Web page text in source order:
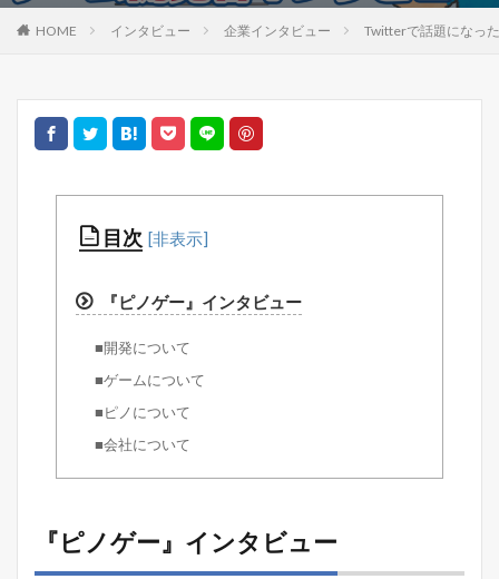
HOME インタビュー 企業インタビュー Twitterで話題になっ
目次
『ピノゲー』インタビュー
■開発について
■ゲームについて
■ピノについて
■会社について
『ピノゲー』インタビュー